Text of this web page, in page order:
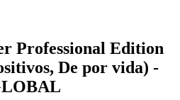
Professional Edition
De por vida) -